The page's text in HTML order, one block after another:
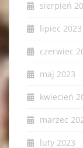
sierpień
lipiec 2023
czerwiec
maj 2023
kwiecień
marzec
luty 2023